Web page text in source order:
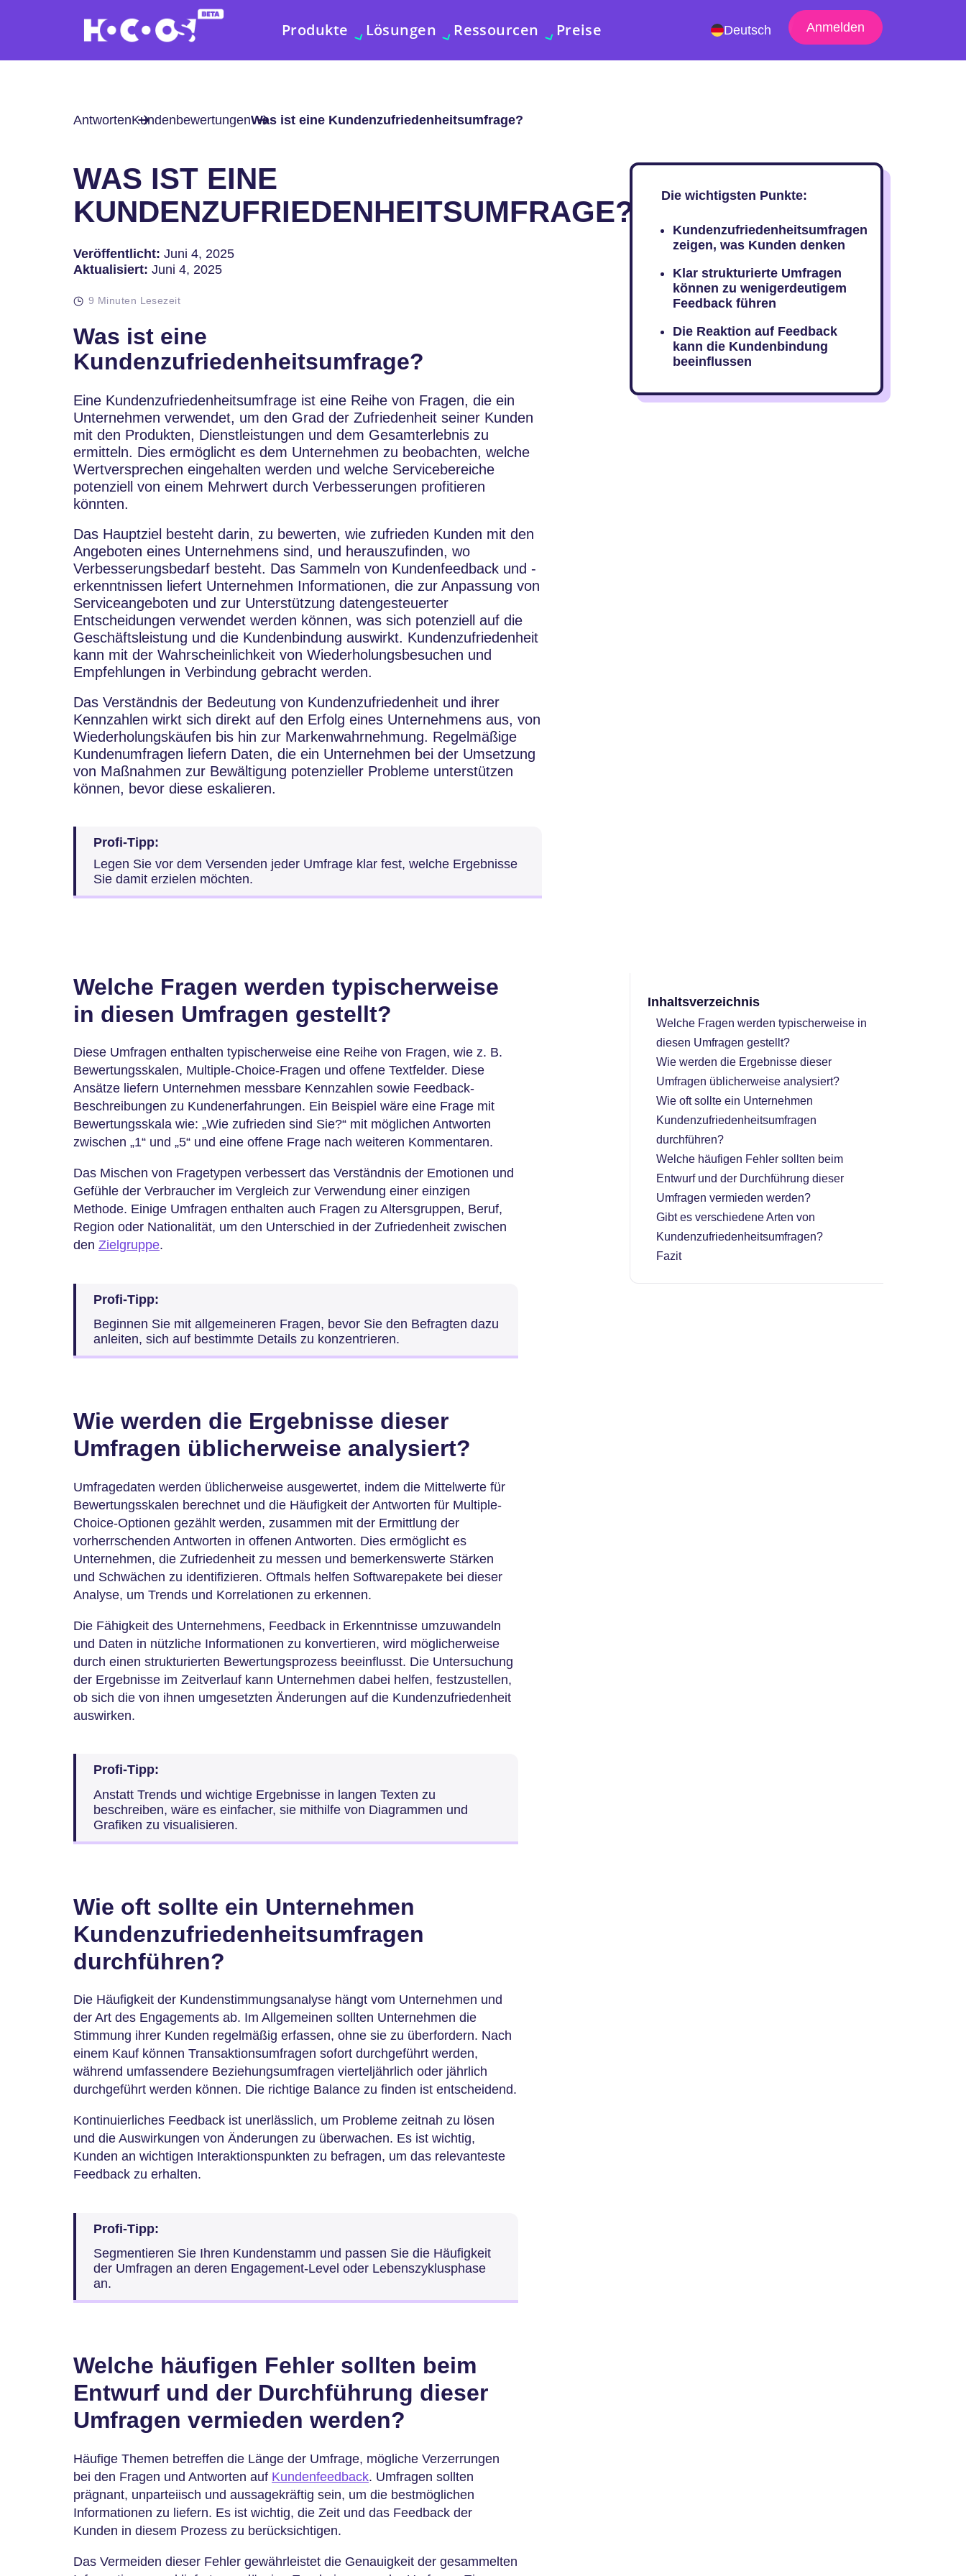
Produkte Lösungen Ressourcen Preise Deutsch Anmelden
AntwortenKundenbewertungenWas ist eine Kundenzufriedenheitsumfrage?
WAS IST EINE
KUNDENZUFRIEDENHEITSUMFRAGE?
Veröffentlicht: Juni 4, 2025
Aktualisiert: Juni 4, 2025
9 Minuten Lesezeit
Was ist eine
Kundenzufriedenheitsumfrage?
Eine Kundenzufriedenheitsumfrage ist eine Reihe von Fragen, die ein
Unternehmen verwendet, um den Grad der Zufriedenheit seiner Kunden
mit den Produkten, Dienstleistungen und dem Gesamterlebnis zu
ermitteln. Dies ermöglicht es dem Unternehmen zu beobachten, welche
Wertversprechen eingehalten werden und welche Servicebereiche
potenziell von einem Mehrwert durch Verbesserungen profitieren
könnten.
Das Hauptziel besteht darin, zu bewerten, wie zufrieden Kunden mit den
Angeboten eines Unternehmens sind, und herauszufinden, wo
Verbesserungsbedarf besteht. Das Sammeln von Kundenfeedback und -
erkenntnissen liefert Unternehmen Informationen, die zur Anpassung von
Serviceangeboten und zur Unterstützung datengesteuerter
Entscheidungen verwendet werden können, was sich potenziell auf die
Geschäftsleistung und die Kundenbindung auswirkt. Kundenzufriedenheit
kann mit der Wahrscheinlichkeit von Wiederholungsbesuchen und
Empfehlungen in Verbindung gebracht werden.
Das Verständnis der Bedeutung von Kundenzufriedenheit und ihrer
Kennzahlen wirkt sich direkt auf den Erfolg eines Unternehmens aus, von
Wiederholungskäufen bis hin zur Markenwahrnehmung. Regelmäßige
Kundenumfragen liefern Daten, die ein Unternehmen bei der Umsetzung
von Maßnahmen zur Bewältigung potenzieller Probleme unterstützen
können, bevor diese eskalieren.
Profi-Tipp:
Legen Sie vor dem Versenden jeder Umfrage klar fest, welche Ergebnisse
Sie damit erzielen möchten.
Die wichtigsten Punkte:
Kundenzufriedenheitsumfragen
zeigen, was Kunden denken
Klar strukturierte Umfragen
können zu wenigerdeutigem
Feedback führen
Die Reaktion auf Feedback
kann die Kundenbindung
beeinflussen
Welche Fragen werden typischerweise
in diesen Umfragen gestellt?
Diese Umfragen enthalten typischerweise eine Reihe von Fragen, wie z. B.
Bewertungsskalen, Multiple-Choice-Fragen und offene Textfelder. Diese
Ansätze liefern Unternehmen messbare Kennzahlen sowie Feedback-
Beschreibungen zu Kundenerfahrungen. Ein Beispiel wäre eine Frage mit
Bewertungsskala wie: „Wie zufrieden sind Sie?“ mit möglichen Antworten
zwischen „1“ und „5“ und eine offene Frage nach weiteren Kommentaren.
Das Mischen von Fragetypen verbessert das Verständnis der Emotionen und
Gefühle der Verbraucher im Vergleich zur Verwendung einer einzigen
Methode. Einige Umfragen enthalten auch Fragen zu Altersgruppen, Beruf,
Region oder Nationalität, um den Unterschied in der Zufriedenheit zwischen
den Zielgruppe.
Profi-Tipp:
Beginnen Sie mit allgemeineren Fragen, bevor Sie den Befragten dazu
anleiten, sich auf bestimmte Details zu konzentrieren.
Wie werden die Ergebnisse dieser
Umfragen üblicherweise analysiert?
Umfragedaten werden üblicherweise ausgewertet, indem die Mittelwerte für
Bewertungsskalen berechnet und die Häufigkeit der Antworten für Multiple-
Choice-Optionen gezählt werden, zusammen mit der Ermittlung der
vorherrschenden Antworten in offenen Antworten. Dies ermöglicht es
Unternehmen, die Zufriedenheit zu messen und bemerkenswerte Stärken
und Schwächen zu identifizieren. Oftmals helfen Softwarepakete bei dieser
Analyse, um Trends und Korrelationen zu erkennen.
Die Fähigkeit des Unternehmens, Feedback in Erkenntnisse umzuwandeln
und Daten in nützliche Informationen zu konvertieren, wird möglicherweise
durch einen strukturierten Bewertungsprozess beeinflusst. Die Untersuchung
der Ergebnisse im Zeitverlauf kann Unternehmen dabei helfen, festzustellen,
ob sich die von ihnen umgesetzten Änderungen auf die Kundenzufriedenheit
auswirken.
Profi-Tipp:
Anstatt Trends und wichtige Ergebnisse in langen Texten zu
beschreiben, wäre es einfacher, sie mithilfe von Diagrammen und
Grafiken zu visualisieren.
Wie oft sollte ein Unternehmen
Kundenzufriedenheitsumfragen
durchführen?
Die Häufigkeit der Kundenstimmungsanalyse hängt vom Unternehmen und
der Art des Engagements ab. Im Allgemeinen sollten Unternehmen die
Stimmung ihrer Kunden regelmäßig erfassen, ohne sie zu überfordern. Nach
einem Kauf können Transaktionsumfragen sofort durchgeführt werden,
während umfassendere Beziehungsumfragen vierteljährlich oder jährlich
durchgeführt werden können. Die richtige Balance zu finden ist entscheidend.
Kontinuierliches Feedback ist unerlässlich, um Probleme zeitnah zu lösen
und die Auswirkungen von Änderungen zu überwachen. Es ist wichtig,
Kunden an wichtigen Interaktionspunkten zu befragen, um das relevanteste
Feedback zu erhalten.
Profi-Tipp:
Segmentieren Sie Ihren Kundenstamm und passen Sie die Häufigkeit
der Umfragen an deren Engagement-Level oder Lebenszyklusphase
an.
Welche häufigen Fehler sollten beim
Entwurf und der Durchführung dieser
Umfragen vermieden werden?
Häufige Themen betreffen die Länge der Umfrage, mögliche Verzerrungen
bei den Fragen und Antworten auf Kundenfeedback. Umfragen sollten
prägnant, unparteiisch und aussagekräftig sein, um die bestmöglichen
Informationen zu liefern. Es ist wichtig, die Zeit und das Feedback der
Kunden in diesem Prozess zu berücksichtigen.
Das Vermeiden dieser Fehler gewährleistet die Genauigkeit der gesammelten
Inhaltsverzeichnis
Welche Fragen werden typischerweise in
diesen Umfragen gestellt?
Wie werden die Ergebnisse dieser
Umfragen üblicherweise analysiert?
Wie oft sollte ein Unternehmen
Kundenzufriedenheitsumfragen
durchführen?
Welche häufigen Fehler sollten beim
Entwurf und der Durchführung dieser
Umfragen vermieden werden?
Gibt es verschiedene Arten von
Kundenzufriedenheitsumfragen?
Fazit